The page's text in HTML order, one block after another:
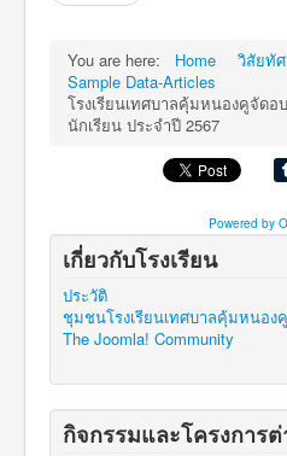
You are here: Home
วิสัยทั
Sample Data-Articles
โรงเรียนเทศบาลคุ้มหนองคูจัด
นักเรียน ประจำปี 2567
Powered by
เกี่ยวกับโรงเรียน
ประวัติ
ชุมชนโรงเรียนเทศบาลคุ้มหนองคู
The Joomla! Community
กิจกรรมและโครงการต่